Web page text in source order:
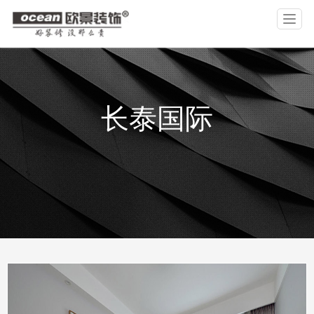
公司介绍 品牌文化 公司历程 装修攻略 公司资讯
设计团队 作品案例 视频
工艺图说 品控保障
合作主材 基础材料
T
g
g
l
e
n
i
t
o
长泰国际